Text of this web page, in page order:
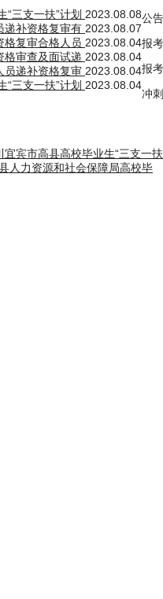
三支一扶”计划 2023.08.08
递补资格复审有 2023.08.07
格复审合格人员 2023.08.04
格审查及面试递 2023.08.04
员递补资格复审 2023.08.04
三支一扶”计划 2023.08.04
宜宾市高县高校毕业生“三支一
人力资源和社会保障局高校毕
公
报
报
冲